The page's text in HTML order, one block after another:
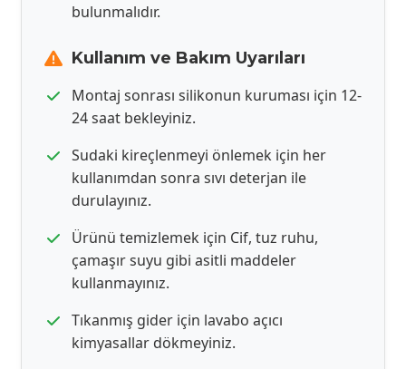
bulunmalıdır.
Kullanım ve Bakım Uyarıları
Montaj sonrası silikonun kuruması için 12-
24 saat bekleyiniz.
Sudaki kireçlenmeyi önlemek için her
kullanımdan sonra sıvı deterjan ile
durulayınız.
Ürünü temizlemek için Cif, tuz ruhu,
çamaşır suyu gibi asitli maddeler
kullanmayınız.
Tıkanmış gider için lavabo açıcı
kimyasallar dökmeyiniz.